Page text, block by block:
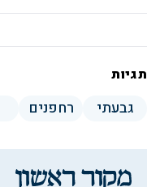
תגיות
גבעתי רחפנים